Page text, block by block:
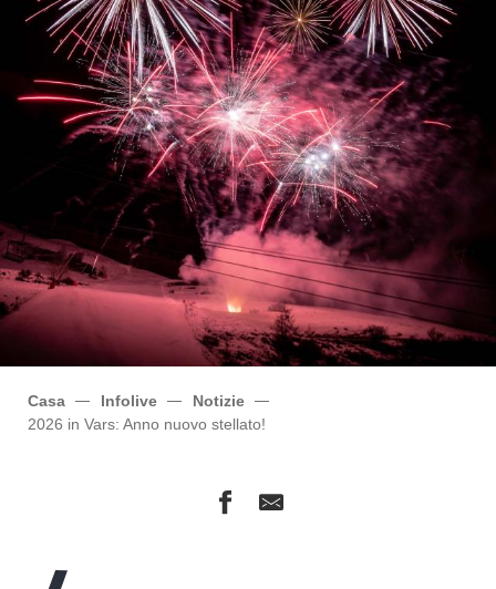
Casa Infolive
Notizie
2026 in Vars: Anno nuovo stellato!